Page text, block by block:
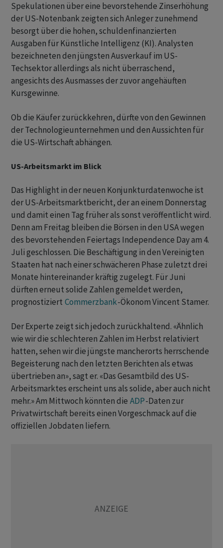
Spekulationen über eine bevorstehende Zinserhöhung
der US-Notenbank zeigten sich Anleger zunehmend
besorgt über die hohen, schuldenfinanzierten
Ausgaben für ‌Künstliche Intelligenz (KI). Analysten
bezeichneten den jüngsten Ausverkauf im US-
Techsektor allerdings als nicht überraschend,
angesichts des Ausmasses der ​zuvor angehäuften
Kursgewinne.
Ob die Käufer zurückkehren, dürfte von den Gewinnen
der Technologieunternehmen und den Aussichten für
die US-Wirtschaft abhängen.
US-Arbeitsmarkt im Blick
Das Highlight in der neuen Konjunkturdatenwoche ist
der US-Arbeitsmarktbericht, der an einem Donnerstag
und damit einen Tag früher als sonst veröffentlicht wird.
Denn am Freitag bleiben die Börsen in den USA wegen
des bevorstehenden Feiertags Independence Day am 4.
Juli geschlossen. Die Beschäftigung in den Vereinigten
Staaten hat nach einer schwächeren Phase zuletzt drei
Monate hintereinander kräftig zugelegt. Für Juni
dürften erneut solide Zahlen gemeldet werden,
prognostiziert Commerzbank-Ökonom Vincent Stamer.
Der Experte zeigt sich jedoch zurückhaltend. «Ähnlich
wie wir die schlechteren Zahlen im Herbst ‌relativiert
hatten, sehen wir die jüngste mancherorts herrschende
Begeisterung nach den letzten Berichten als etwas
übertrieben an», sagt er. «Das Gesamtbild des US-
Arbeitsmarktes erscheint uns als solide, aber auch nicht
mehr.» Am Mittwoch könnten die ADP-Daten zur
Privatwirtschaft bereits einen Vorgeschmack auf die
offiziellen Jobdaten liefern.